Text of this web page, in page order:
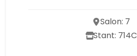
Salon: 7
Stant: 714C